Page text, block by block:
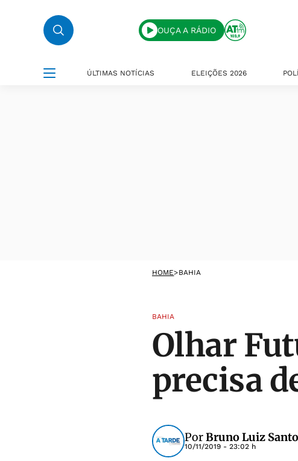
OUÇA A RÁDIO
ÚLTIMAS NOTÍCIAS ELEIÇÕES 2026
HOME>BAHIA
BAHIA
Olhar
precisa
PorBruno Luiz
10/11/2019 - 23:02 h